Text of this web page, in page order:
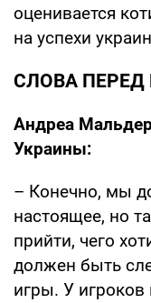
оценивается
на успехи
СЛОВА
Андреа
Украины:
– Конечно, мы
настоящее, но
прийти, чего
должен быть
игры. У